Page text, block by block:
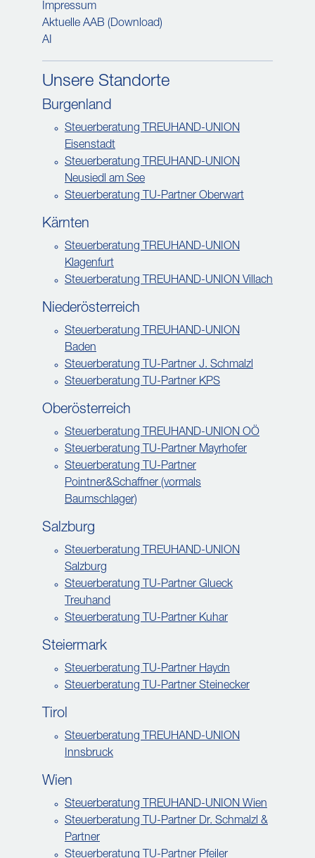
Impressum
Aktuelle AAB (Download)
AI
Unsere Standorte
Burgenland
Steuerberatung TREUHAND-UNION
Eisenstadt
Steuerberatung TREUHAND-UNION
Neusiedl am See
Steuerberatung TU-Partner Oberwart
Kärnten
Steuerberatung TREUHAND-UNION
Klagenfurt
Steuerberatung TREUHAND-UNION Villach
Niederösterreich
Steuerberatung TREUHAND-UNION
Baden
Steuerberatung TU-Partner J. Schmalzl
Steuerberatung TU-Partner KPS
Oberösterreich
Steuerberatung TREUHAND-UNION OÖ
Steuerberatung TU-Partner Mayrhofer
Steuerberatung TU-Partner
Pointner&Schaffner (vormals
Baumschlager)
Salzburg
Steuerberatung TREUHAND-UNION
Salzburg
Steuerberatung TU-Partner Glueck
Treuhand
Steuerberatung TU-Partner Kuhar
Steiermark
Steuerberatung TU-Partner Haydn
Steuerberatung TU-Partner Steinecker
Tirol
Steuerberatung TREUHAND-UNION
Innsbruck
Wien
Steuerberatung TREUHAND-UNION Wien
Steuerberatung TU-Partner Dr. Schmalzl &
Partner
Steuerberatung TU-Partner Pfeiler